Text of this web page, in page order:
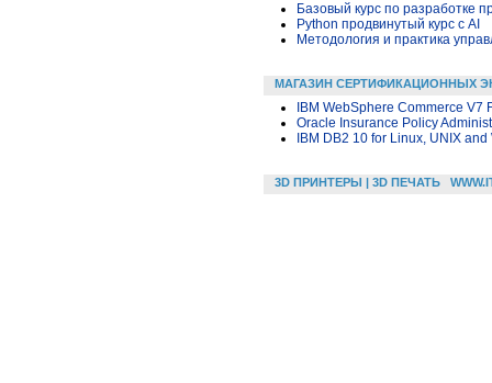
Базовый курс по разработке
Python продвинутый курс с AI
Методология и практика
МАГАЗИН СЕРТИФИКАЦИОННЫХ
IBM WebSphere Commerce V7
Oracle Insurance Policy
IBM DB2 10 for Linux, UNIX
3D ПРИНТЕРЫ | 3D ПЕЧАТЬ